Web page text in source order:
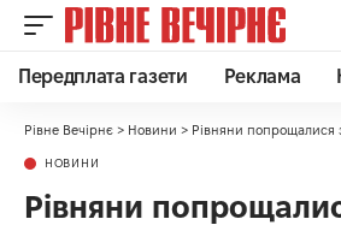
Передплата газети Реклама
Рівне Вечірнє > Новини > Рівняни попрощалися з
НОВИНИ
Рівняни